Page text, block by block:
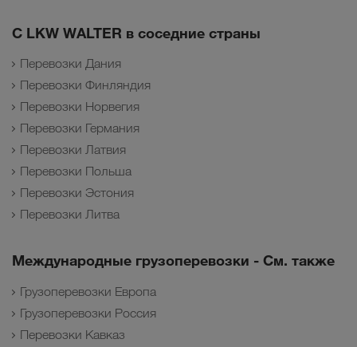
С LKW WALTER в соседние страны
Перевозки Дания
Перевозки Финляндия
Перевозки Норвегия
Перевозки Германия
Перевозки Латвия
Перевозки Польша
Перевозки Эстония
Перевозки Литва
Международные грузоперевозки - См. также
Грузоперевозки Европа
Грузоперевозки Россия
Перевозки Кавказ